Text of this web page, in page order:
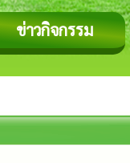
ข่าวกิจกรรม